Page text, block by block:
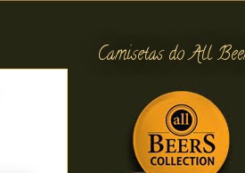
Camisetas do All